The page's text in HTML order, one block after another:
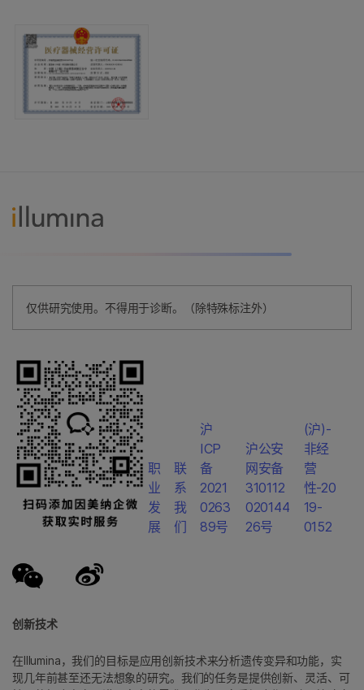
仅供研究使用。不得用于诊断。（除特殊标注外）
创新技术
在Illumina，我们的目标是应用创新技术来分析遗传变异和功能，实
现几年前甚至还无法想象的研究。我们的任务是提供创新、灵活、可
职
业
发
展
联
系
我
们
沪
ICP
备
2021
0263
89号
沪公安
网安备
310112
020144
26号
(沪)-
非经
营
性-20
19-
0152